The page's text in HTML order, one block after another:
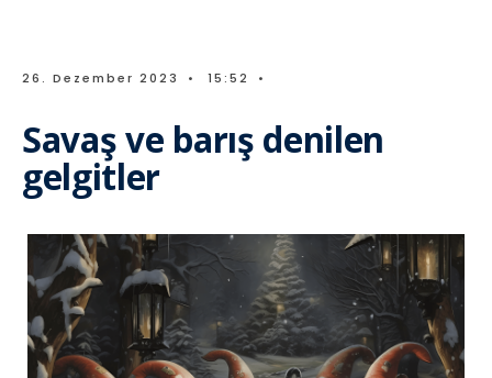
26. Dezember 2023 • 15:52 •
Savaş ve barış denilen
gelgitler